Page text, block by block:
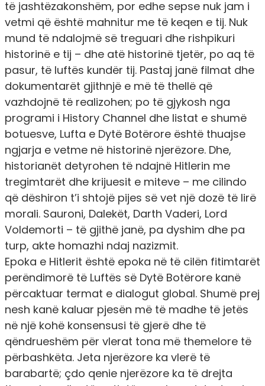
të jashtëzakonshëm, por edhe sepse nuk jam i
vetmi që është mahnitur me të keqen e tij. Nuk
mund të ndalojmë së treguari dhe rishpikuri
historinë e tij – dhe atë historinë tjetër, po aq të
pasur, të luftës kundër tij. Pastaj janë filmat dhe
dokumentarët gjithnjë e më të thellë që
vazhdojnë të realizohen; po të gjykosh nga
programi i History Channel dhe listat e shumë
botuesve, Lufta e Dytë Botërore është thuajse
ngjarja e vetme në historinë njerëzore. Dhe,
historianët detyrohen të ndajnë Hitlerin me
tregimtarët dhe krijuesit e miteve – me cilindo
që dëshiron t’i shtojë pijes së vet një dozë të lirë
morali. Sauroni, Dalekët, Darth Vaderi, Lord
Voldemorti – të gjithë janë, pa dyshim dhe pa
turp, akte homazhi ndaj nazizmit.
Epoka e Hitlerit është epoka në të cilën fitimtarët
perëndimorë të Luftës së Dytë Botërore kanë
përcaktuar termat e dialogut global. Shumë prej
nesh kanë kaluar pjesën më të madhe të jetës
në një kohë konsensusi të gjerë dhe të
qëndrueshëm për vlerat tona më themelore të
përbashkëta. Jeta njerëzore ka vlerë të
barabartë; çdo qenie njerëzore ka të drejta